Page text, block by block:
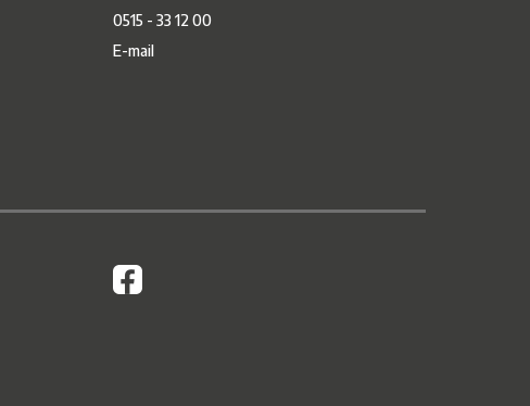
0515 - 33 12 00
E-mail